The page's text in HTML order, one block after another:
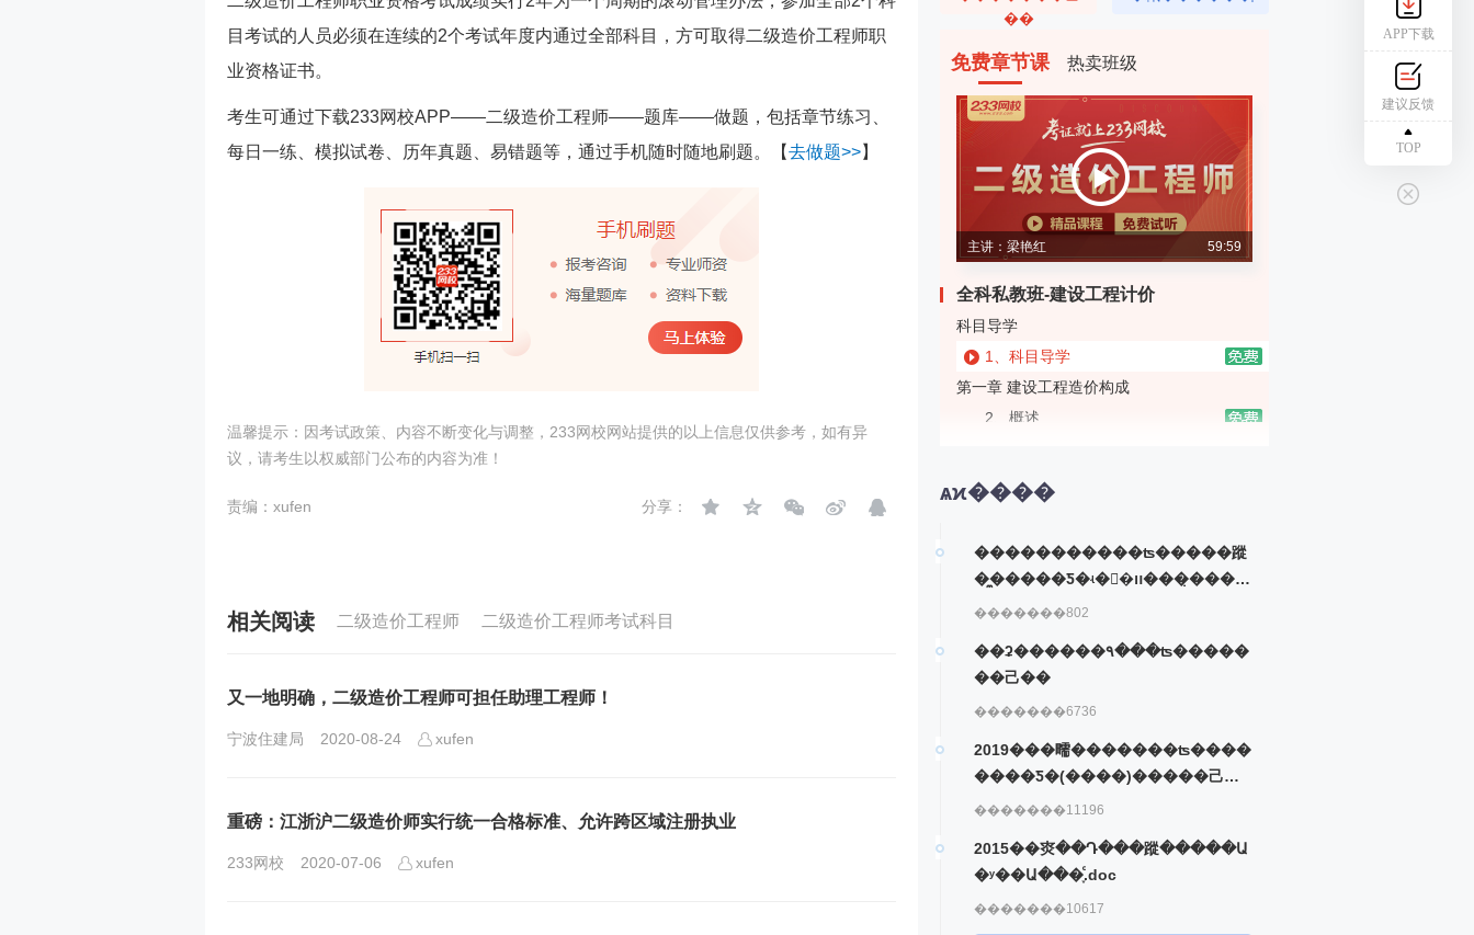
目考试的人员必须在连续的2个考试年度内通过全部科目，方可取得二级造价工程师职
业资格证书。
考生可通过下载233网校APP——二级造价工程师——题库——做题，包括章节练习、
每日一练、模拟试卷、历年真题、易错题等，通过手机随时随地刷题。【去做题>>】
温馨提示：因考试政策、内容不断变化与调整，233网校网站提供的以上信息仅供参考，如有异
议，请考生以权威部门公布的内容为准！
责编：xufen 分享：
相关阅读 二级造价工程师 二级造价工程师考试科目
又一地明确，二级造价工程师可担任助理工程师！
宁波住建局 2020-08-24 xufen
重磅：江浙沪二级造价师实行统一合格标准、允许跨区域注册执业
233网校 2020-07-06 xufen
��
免费章节课 热卖班级
主讲：梁艳红 59:59
全科私教班-建设工程计价
科目导学
1、科目导学
第一章 建设工程造价构成
2、概述
6、建筑安装工程费用构成和计算（三）
第二章 建设工程计价原理、方法及依据
7、工程计价原理（一）
第三章 建设项目决策和设计阶段工程造价的预
9、招标工程量清单与最高投标限价的编制（一）
10、合同价款调整（一）
第六章 建设项目竣工决算和新增资产价值的确
ѧϰ����
�����������ʦ�����蹤
�̼�����Ƽ�ʵ�񣨰�װ���̣���ϰ
�⼯�������
�������802
��ʡ������۹���ʦ�����
��⼰��
�������6736
2019���㽭�������ʦ����
����Ƽ�(����)�����⼰�
�
�������11196
2015��㶫��Դ���蹤�����Ա
�ʸ��Ա���֪ͨ.doc
�������10617
APP下载
建议反馈
TOP